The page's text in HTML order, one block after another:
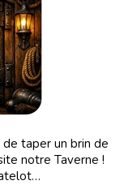
taper un brin de
notre Taverne !